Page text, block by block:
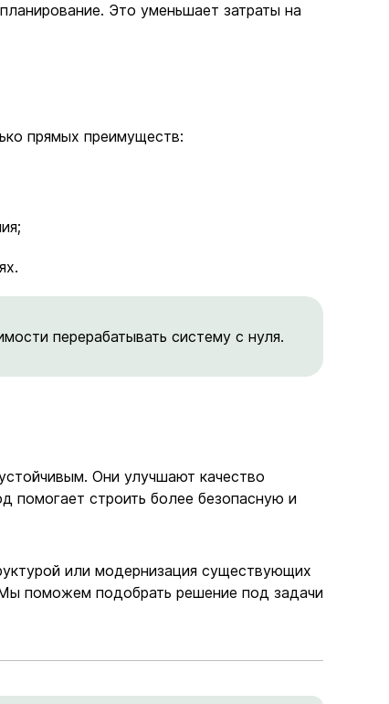
Это уменьшает затраты на
прямых преимуществ:
перерабатывать систему с нуля.
Они улучшают качество
помогает строить более безопасную и
или модернизация существующих
поможем подобрать решение под задачи